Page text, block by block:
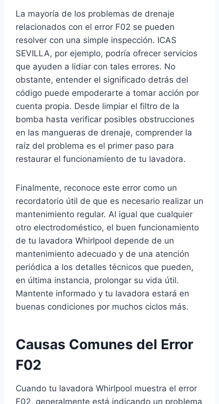
La mayoría de los problemas de drenaje
relacionados con el error F02 se pueden
resolver con una simple inspección. ICAS
SEVILLA, por ejemplo, podría ofrecer servicios
que ayuden a lidiar con tales errores. No
obstante, entender el significado detrás del
código puede empoderarte a tomar acción por
cuenta propia. Desde limpiar el filtro de la
bomba hasta verificar posibles obstrucciones
en las mangueras de drenaje, comprender la
raíz del problema es el primer paso para
restaurar el funcionamiento de tu lavadora.
Finalmente, reconoce este error como un
recordatorio útil de que es necesario realizar un
mantenimiento regular. Al igual que cualquier
otro electrodoméstico, el buen funcionamiento
de tu lavadora Whirlpool depende de un
mantenimiento adecuado y de una atención
periódica a los detalles técnicos que pueden,
en última instancia, prolongar su vida útil.
Mantente informado y tu lavadora estará en
buenas condiciones por muchos ciclos más.
Causas Comunes del Error
F02
Cuando tu lavadora Whirlpool muestra el error
F02, generalmente está indicando un problema